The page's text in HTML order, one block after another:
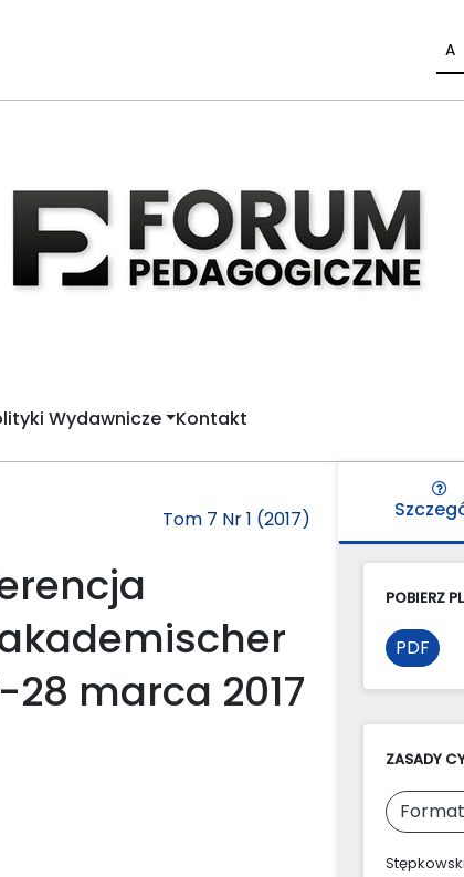
A
Wydawnicze Kontakt
Tom 7 Nr 1 (2017)
marca 2017
POBIERZ
PDF
ZASADY